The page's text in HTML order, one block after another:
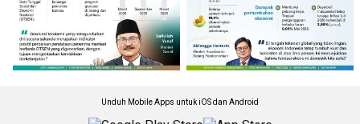
Unduh Mobile Apps untuk iOS dan Android